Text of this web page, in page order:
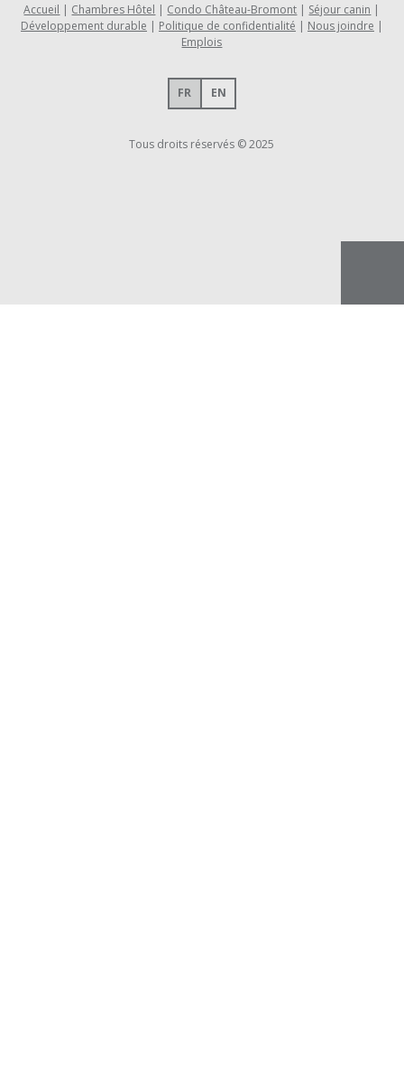
Accueil
Chambres Hôtel Condo Château-Bromont
Séjour canin
Développement durable
Politique de confidentialité
Nous joindre
Emplois
FR EN
Tous droits réservés © 2025